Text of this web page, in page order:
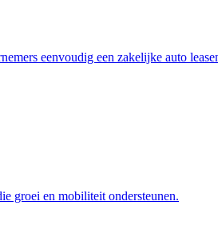
eenvoudig een zakelijke auto
groei en mobiliteit ondersteunen.